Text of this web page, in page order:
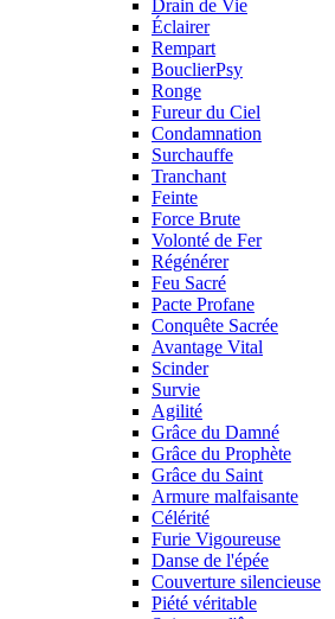
Drain de Vie
Éclairer
Rempart
BouclierPsy
Ronge
Fureur du Ciel
Condamnation
Surchauffe
Tranchant
Feinte
Force Brute
Volonté de Fer
Régénérer
Feu Sacré
Pacte Profane
Conquête Sacrée
Avantage Vital
Scinder
Survie
Agilité
Grâce du Damné
Grâce du Prophète
Grâce du Saint
Armure malfaisante
Célérité
Furie Vigoureuse
Danse de l'épée
Couverture silencieuse
Piété véritable